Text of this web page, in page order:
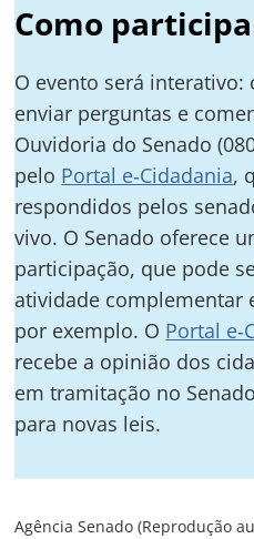
Como
O evento será interativo:
enviar perguntas e
Ouvidoria do Senado
pelo Portal e‑Cidadania,
respondidos pelos
vivo. O Senado oferece
participação, que pode
atividade complementar
por exemplo. O Portal
recebe a opinião dos
em tramitação no
para novas leis.
Agência Senado (Reprodução
Navegação
de
Post